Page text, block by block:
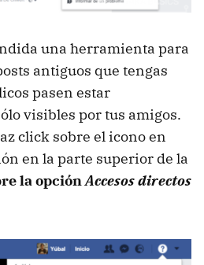
una herramienta para
antiguos que tengas
pasen estar
visibles por tus amigos.
click sobre el icono en
en la parte superior de la
la opciónAccesos directos